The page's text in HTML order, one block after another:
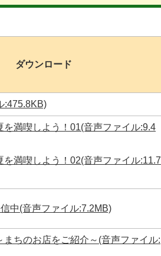
ダウンロード
:475.8KB)
を満喫しよう！01(音声ファイル:9.4
を満喫しよう！02(音声ファイル:11.7
中(音声ファイル:7.2MB)
まちのお店をご紹介～(音声ファイル: